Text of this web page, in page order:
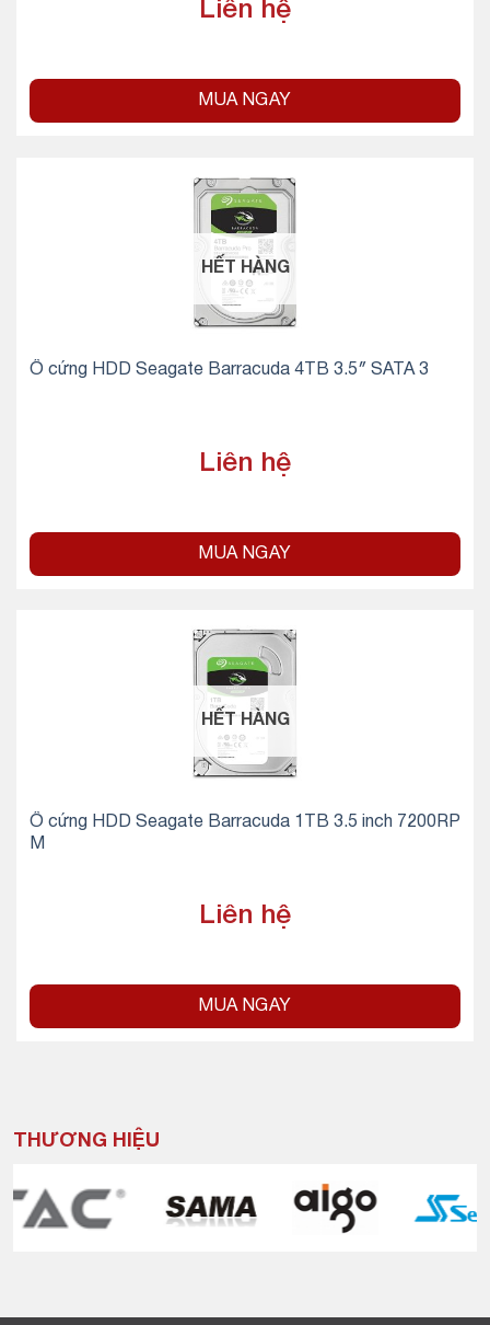
Liên hệ
MUA NGAY
HẾT HÀNG
Ổ cứng HDD Seagate Barracuda 4TB 3.5″ SATA 3
Liên hệ
MUA NGAY
HẾT HÀNG
Ổ cứng HDD Seagate Barracuda 1TB 3.5 inch 7200RP
M
Liên hệ
MUA NGAY
THƯƠNG HIỆU